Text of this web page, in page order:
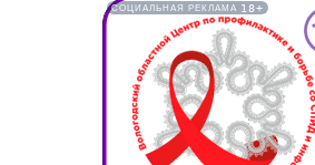
СОЦИАЛЬНАЯ РЕКЛАМА 18+